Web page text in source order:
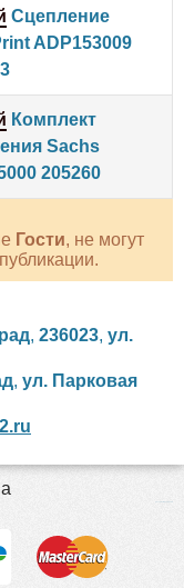
Сцепление
ADP153009
Комплект
Sachs
205260
Гости, не могут
, 236023, ул.
, ул. Парковая